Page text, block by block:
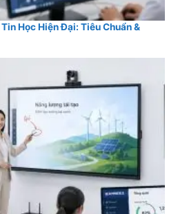
Học Hiện Đại: Tiêu Chuẩn &